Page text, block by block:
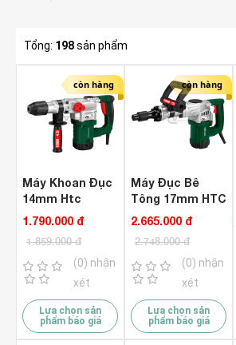
Tổng: 198sản phẩm
còn hàng
Máy Khoan Đục
14mm Htc
HT8558
1.790.000 đ
1.859.000 đ
(0) nhận
xét
Lựa chọn sản
phẩm báo giá
còn hàng
Máy Đục Bê
Tông 17mm HTC
HT8820 Hammer
2.665.000 đ
2.748.000 đ
(0) nhận
xét
Lựa chọn sản
phẩm báo giá